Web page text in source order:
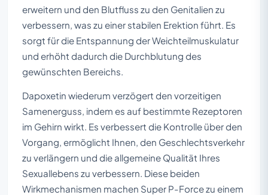
erweitern und den Blutfluss zu den Genitalien zu
verbessern, was zu einer stabilen Erektion führt. Es
sorgt für die Entspannung der Weichteilmuskulatur
und erhöht dadurch die Durchblutung des
gewünschten Bereichs.
Dapoxetin wiederum verzögert den vorzeitigen
Samenerguss, indem es auf bestimmte Rezeptoren
im Gehirn wirkt. Es verbessert die Kontrolle über den
Vorgang, ermöglicht Ihnen, den Geschlechtsverkehr
zu verlängern und die allgemeine Qualität Ihres
Sexuallebens zu verbessern. Diese beiden
Wirkmechanismen machen Super P-Force zu einem